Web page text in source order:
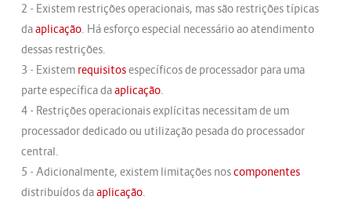
2 - Existem restrições operacionais, mas são restrições típicas
daaplicação. Há esforço especial necessário ao atendimento
dessas restrições.
3 - Existem requisitosespecíficos de processador para uma
parte específica daaplicação.
4 - Restrições operacionais explícitas necessitam de um
processador dedicado ou utilização pesada do processador
central.
5 - Adicionalmente, existem limitações noscomponentes
distribuídos daaplicação.